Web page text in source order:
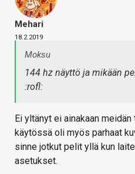
Mehari
18.2.2019
Moksu
144 hz näyttö ja mikään
:rofl:
Ei yltänyt ei ainakaan
käytössä oli myös parhaat
sinne jotkut pelit yllä kun
asetukset.